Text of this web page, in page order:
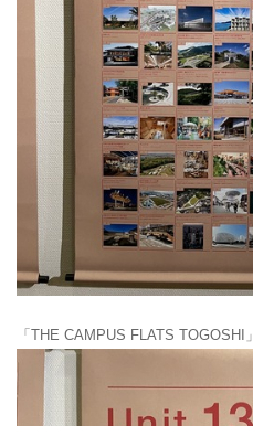
「THE CAMPUS FLATS TOGOSHI」